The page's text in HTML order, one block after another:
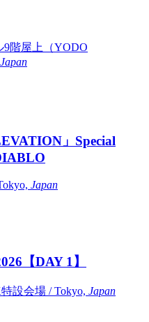
9階屋上（YODO
Japan
」Special
Japan
【DAY 1】
設会場 / Tokyo, Japan